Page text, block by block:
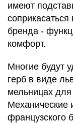
имеют
бренда -
комфорт.
Многие будут
герб в виде
мельницах
Механические
французского